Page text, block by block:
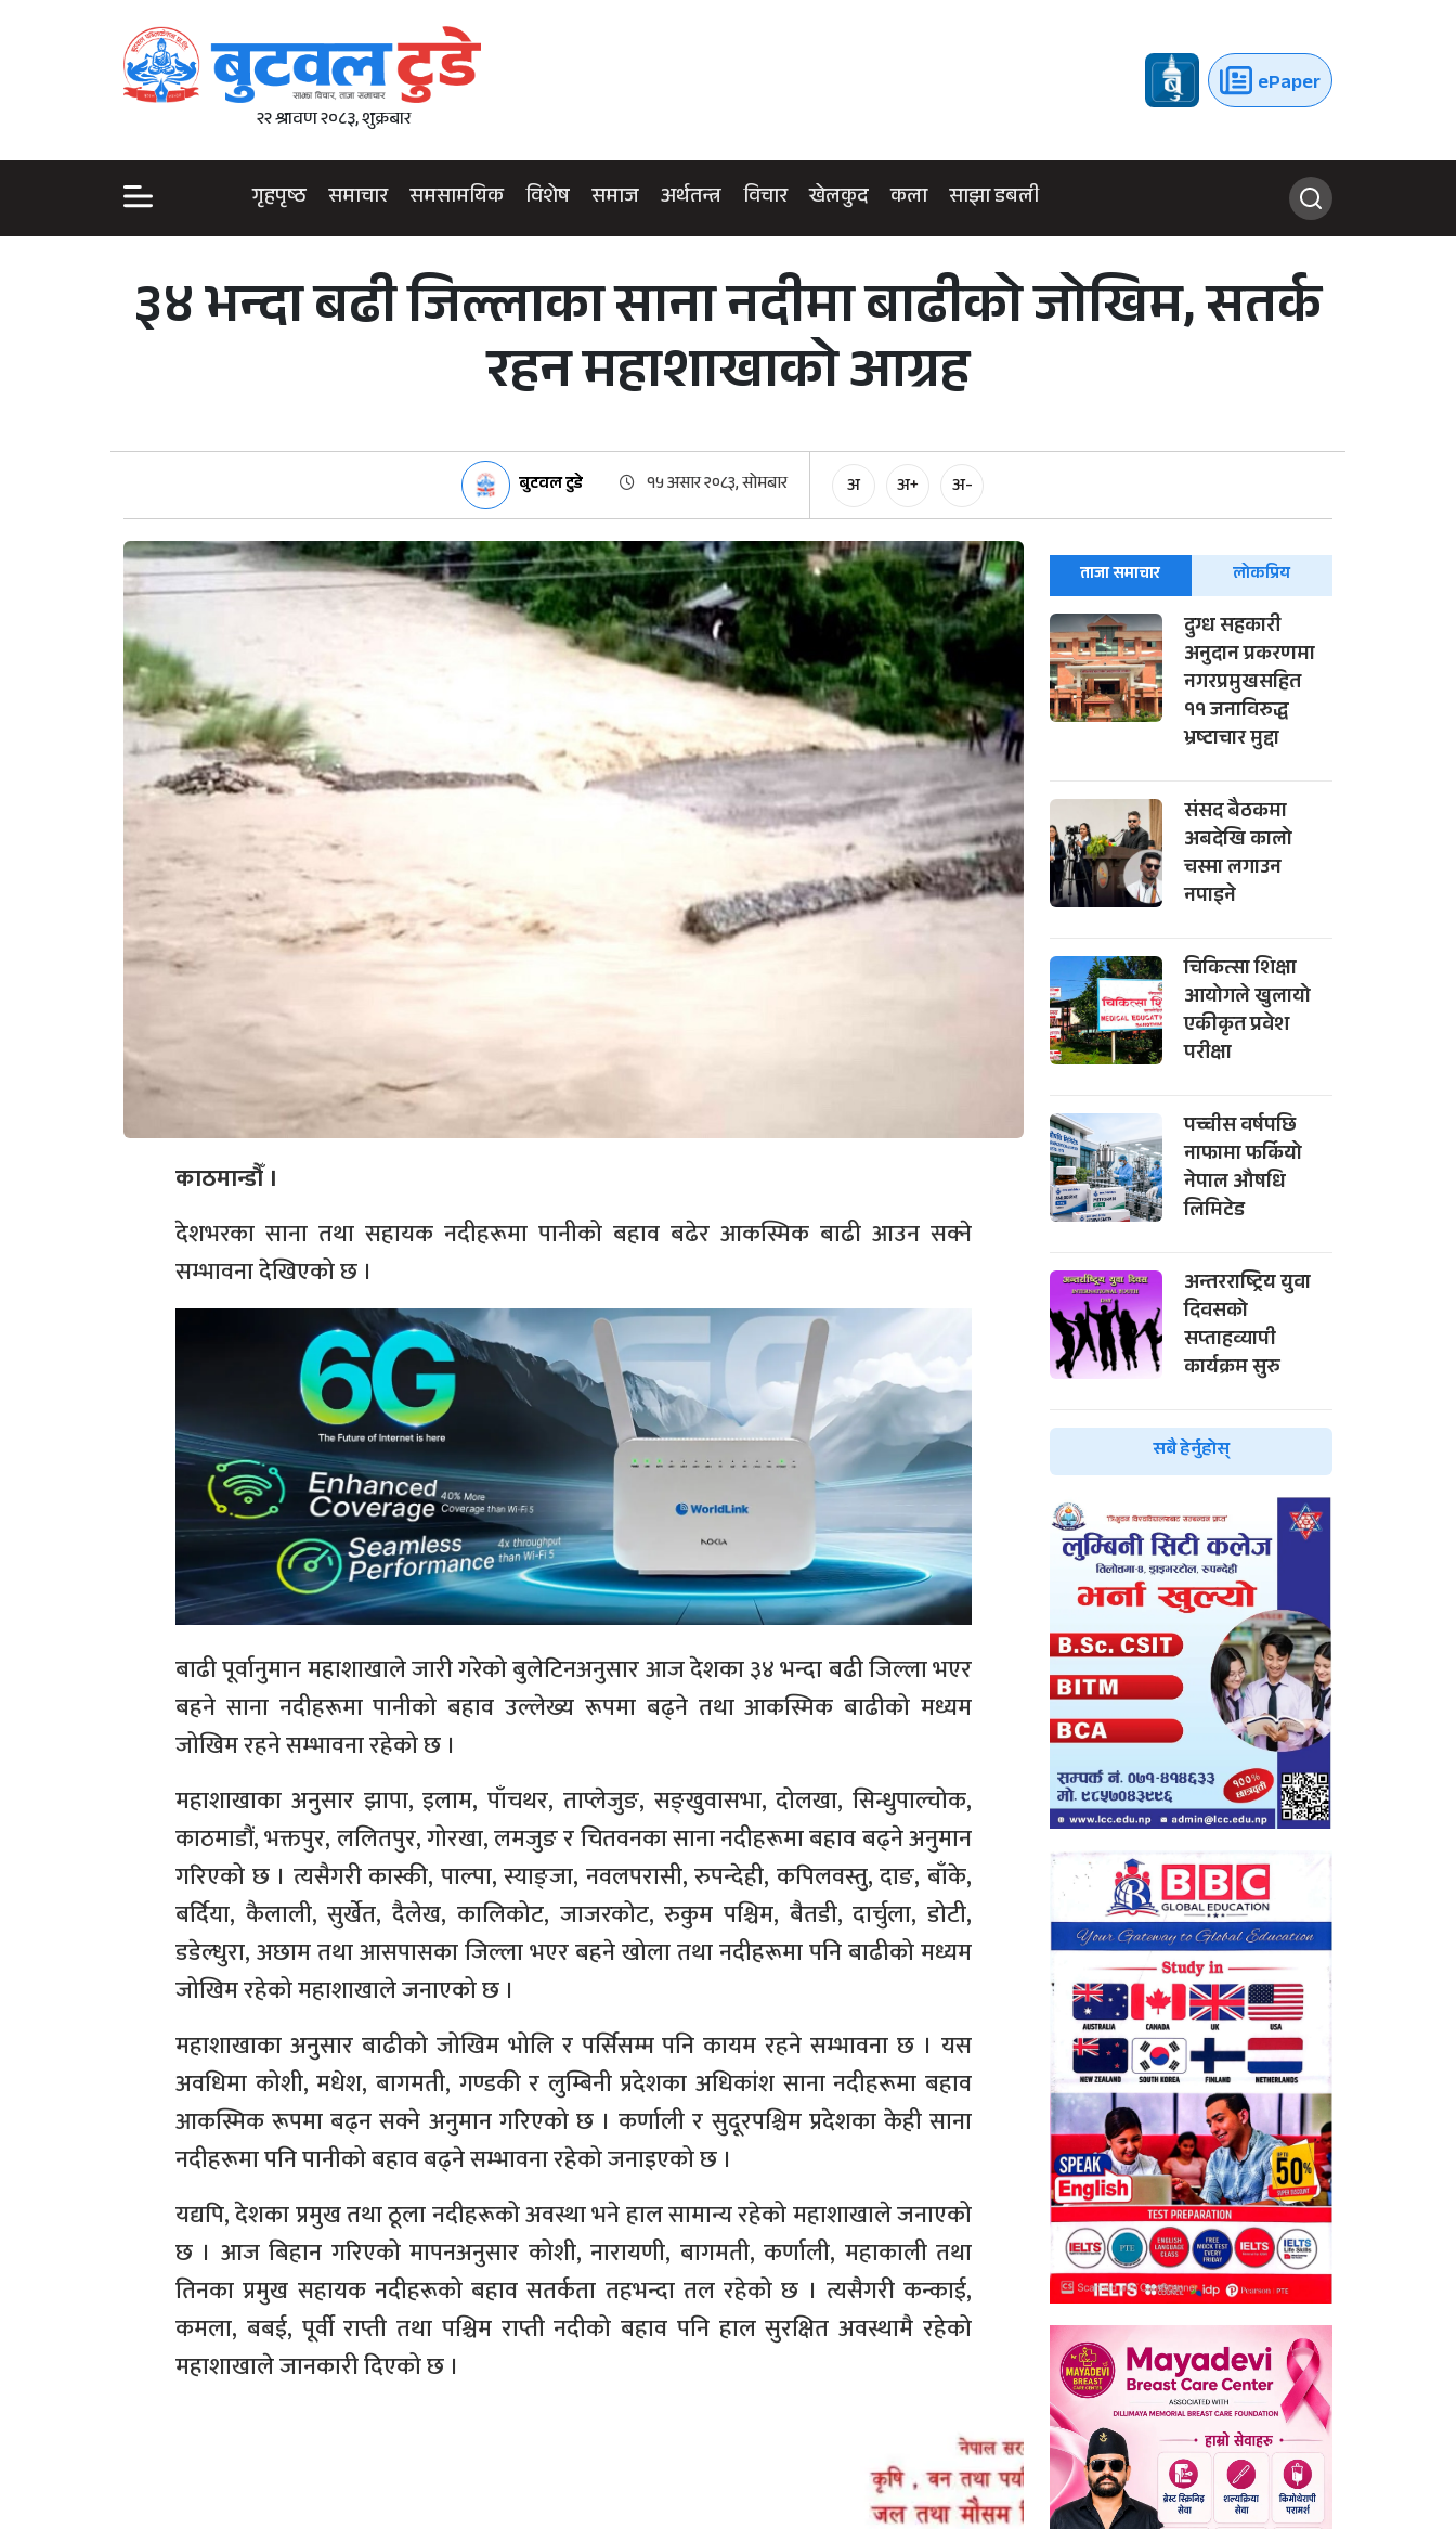
२२ श्रावण २०८३, शुक्रबार
ePaper
गृहपृष्ठ समाचार समसामयिक विशेष समाज अर्थतन्त्र विचार खेलकुद कला साझा डबली
३४ भन्दा बढी जिल्लाका साना नदीमा बाढीको जोखिम, सतर्क
रहन महाशाखाको आग्रह
बुटवल टुडे १५ असार २०८३, सोमबार अ अ+ अ-
काठमान्डौँ ।
देशभरका साना तथा सहायक नदीहरूमा पानीको बहाव बढेर आकस्मिक बाढी आउन सक्ने
सम्भावना देखिएको छ ।
बाढी पूर्वानुमान महाशाखाले जारी गरेको बुलेटिनअनुसार आज देशका ३४ भन्दा बढी जिल्ला भएर
बहने साना नदीहरूमा पानीको बहाव उल्लेख्य रूपमा बढ्ने तथा आकस्मिक बाढीको मध्यम
जोखिम रहने सम्भावना रहेको छ ।
महाशाखाका अनुसार झापा, इलाम, पाँचथर, ताप्लेजुङ, सङ्खुवासभा, दोलखा, सिन्धुपाल्चोक,
काठमाडौं, भक्तपुर, ललितपुर, गोरखा, लमजुङ र चितवनका साना नदीहरूमा बहाव बढ्ने अनुमान
गरिएको छ । त्यसैगरी कास्की, पाल्पा, स्याङ्जा, नवलपरासी, रुपन्देही, कपिलवस्तु, दाङ, बाँके,
बर्दिया, कैलाली, सुर्खेत, दैलेख, कालिकोट, जाजरकोट, रुकुम पश्चिम, बैतडी, दार्चुला, डोटी,
डडेल्धुरा, अछाम तथा आसपासका जिल्ला भएर बहने खोला तथा नदीहरूमा पनि बाढीको मध्यम
जोखिम रहेको महाशाखाले जनाएको छ ।
महाशाखाका अनुसार बाढीको जोखिम भोलि र पर्सिसम्म पनि कायम रहने सम्भावना छ । यस
अवधिमा कोशी, मधेश, बागमती, गण्डकी र लुम्बिनी प्रदेशका अधिकांश साना नदीहरूमा बहाव
आकस्मिक रूपमा बढ्न सक्ने अनुमान गरिएको छ । कर्णाली र सुदूरपश्चिम प्रदेशका केही साना
नदीहरूमा पनि पानीको बहाव बढ्ने सम्भावना रहेको जनाइएको छ ।
यद्यपि, देशका प्रमुख तथा ठूला नदीहरूको अवस्था भने हाल सामान्य रहेको महाशाखाले जनाएको
छ । आज बिहान गरिएको मापनअनुसार कोशी, नारायणी, बागमती, कर्णाली, महाकाली तथा
तिनका प्रमुख सहायक नदीहरूको बहाव सतर्कता तहभन्दा तल रहेको छ । त्यसैगरी कन्काई,
कमला, बबई, पूर्वी राप्ती तथा पश्चिम राप्ती नदीको बहाव पनि हाल सुरक्षित अवस्थामै रहेको
महाशाखाले जानकारी दिएको छ ।
ताजा समाचार लोकप्रिय
दुग्ध सहकारी
अनुदान प्रकरणमा
नगरप्रमुखसहित
११ जनाविरुद्ध
भ्रष्टाचार मुद्दा
संसद बैठकमा
अबदेखि कालो
चस्मा लगाउन
नपाइने
चिकित्सा शिक्षा
आयोगले खुलायो
एकीकृत प्रवेश
परीक्षा
पच्चीस वर्षपछि
नाफामा फर्कियो
नेपाल औषधि
लिमिटेड
अन्तरराष्ट्रिय युवा
दिवसको
सप्ताहव्यापी
कार्यक्रम सुरु
सबै हेर्नुहोस्